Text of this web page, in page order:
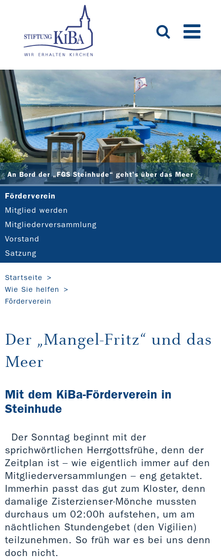
An Bord der „FGS Steinhude“ geht's über das Meer
Förderverein
Mitglied werden
Mitgliederversammlung
Vorstand
Satzung
Startseite
Wie Sie helfen
Förderverein
Der „Mangel-Fritz“ und das
Meer
Mit dem KiBa-Förderverein in
Steinhude
Der Sonntag beginnt mit der
sprichwörtlichen Herrgottsfrühe, denn der
Zeitplan ist – wie eigentlich immer auf den
Mitgliederversammlungen – eng getaktet.
Immerhin passt das gut zum Kloster, denn
damalige Zisterzienser-Mönche mussten
durchaus um 02:00h aufstehen, um am
nächtlichen Stundengebet (den Vigilien)
teilzunehmen. So früh war es bei uns denn
doch nicht.